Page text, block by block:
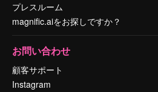
プレスルーム
magnific.aiをお探しですか？
お問い合わせ
顧客サポート
Instagram